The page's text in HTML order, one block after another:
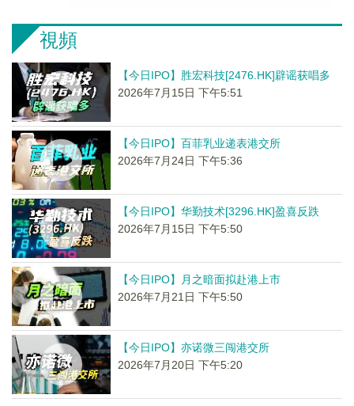
視頻
【今日IPO】胜宏科技[2476.HK]辟谣获唱多
2026年7月15日 下午5:51
【今日IPO】百菲乳业递表港交所
2026年7月24日 下午5:36
【今日IPO】华勤技术[3296.HK]盈喜反跌
2026年7月15日 下午5:50
【今日IPO】月之暗面拟赴港上市
2026年7月21日 下午5:50
【今日IPO】亦诺微三闯港交所
2026年7月20日 下午5:20